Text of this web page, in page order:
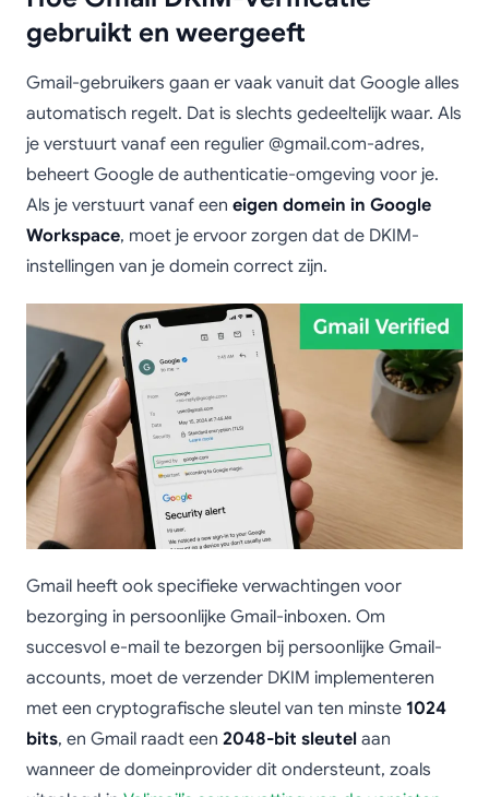
gebruikt en weergeeft
Gmail-gebruikers gaan er vaak vanuit dat Google alles
automatisch regelt. Dat is slechts gedeeltelijk waar. Als
je verstuurt vanaf een regulier @gmail.com-adres,
beheert Google de authenticatie-omgeving voor je.
Als je verstuurt vanaf een eigen domein in Google
Workspace, moet je ervoor zorgen dat de DKIM-
instellingen van je domein correct zijn.
Gmail heeft ook specifieke verwachtingen voor
bezorging in persoonlijke Gmail-inboxen. Om
succesvol e-mail te bezorgen bij persoonlijke Gmail-
accounts, moet de verzender DKIM implementeren
met een cryptografische sleutel van ten minste 1024
bits, en Gmail raadt een 2048-bit sleutel aan
wanneer de domeinprovider dit ondersteunt, zoals